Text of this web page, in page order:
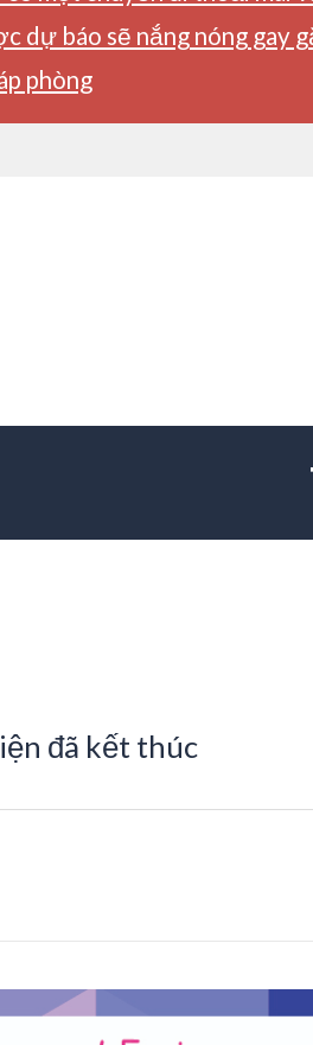
dự báo sẽ nắng nóng gay
phòng
đã kết thúc